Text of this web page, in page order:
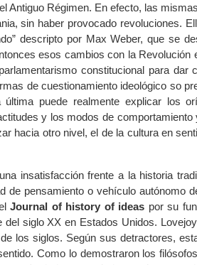
Antiguo Régimen. En efecto, las
sin haber provocado revoluciones.
descripto por Max Weber, que se
esos cambios con la Revolución
constitucional para dar
de cuestionamiento ideológico so
puede realmente explicar los
y los modos de comportamiento
hacia otro nivel, el de la cultura en
insatisfacción frente a la historia
de pensamiento o vehículo autónomo
Journal of history of ideas por su
siglo XX en Estados Unidos.
los siglos. Según sus detractores,
Como lo demostraron los